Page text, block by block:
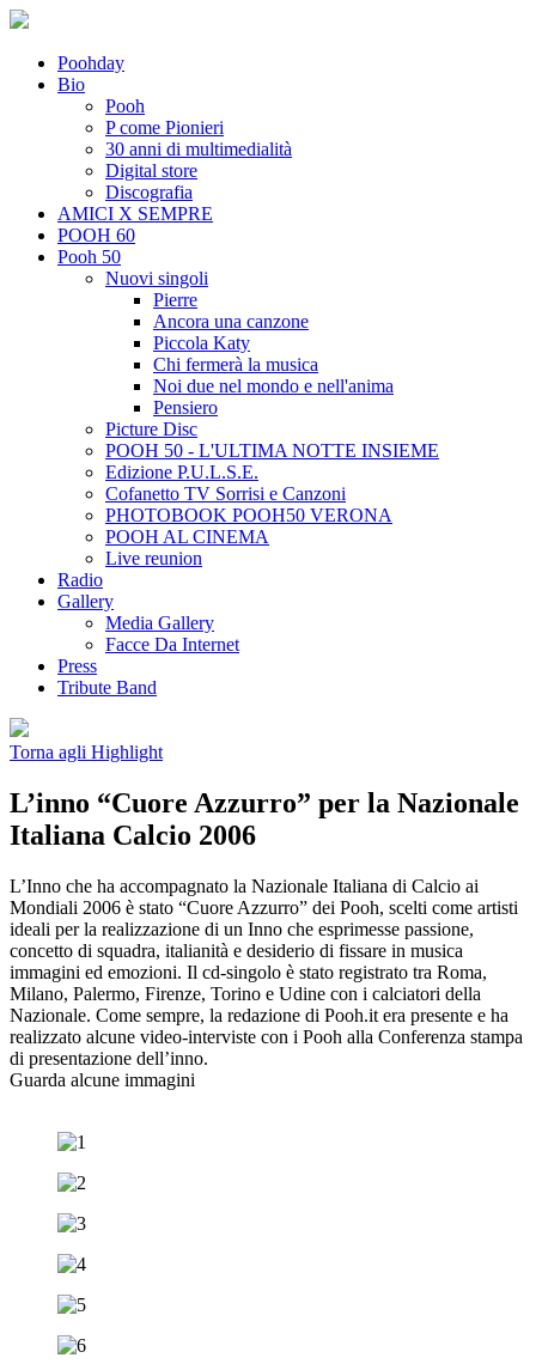
Poohday
Bio
Pooh
P come Pionieri
30 anni di multimedialità
Digital store
Discografia
AMICI X SEMPRE
POOH 60
Pooh 50
Nuovi singoli
Pierre
Ancora una canzone
Piccola Katy
Chi fermerà la musica
Noi due nel mondo e nell'anima
Pensiero
Picture Disc
POOH 50 - L'ULTIMA NOTTE INSIEME
Edizione P.U.L.S.E.
Cofanetto TV Sorrisi e Canzoni
PHOTOBOOK POOH50 VERONA
POOH AL CINEMA
Live reunion
Radio
Gallery
Media Gallery
Facce Da Internet
Press
Tribute Band
Torna agli Highlight
L’inno “Cuore Azzurro” per la Nazionale
Italiana Calcio 2006
L’Inno che ha accompagnato la Nazionale Italiana di Calcio ai
Mondiali 2006 è stato “Cuore Azzurro” dei Pooh, scelti come artisti
ideali per la realizzazione di un Inno che esprimesse passione,
concetto di squadra, italianità e desiderio di fissare in musica
immagini ed emozioni. Il cd-singolo è stato registrato tra Roma,
Milano, Palermo, Firenze, Torino e Udine con i calciatori della
Nazionale. Come sempre, la redazione di Pooh.it era presente e ha
realizzato alcune video-interviste con i Pooh alla Conferenza stampa
di presentazione dell’inno.
Guarda alcune immagini